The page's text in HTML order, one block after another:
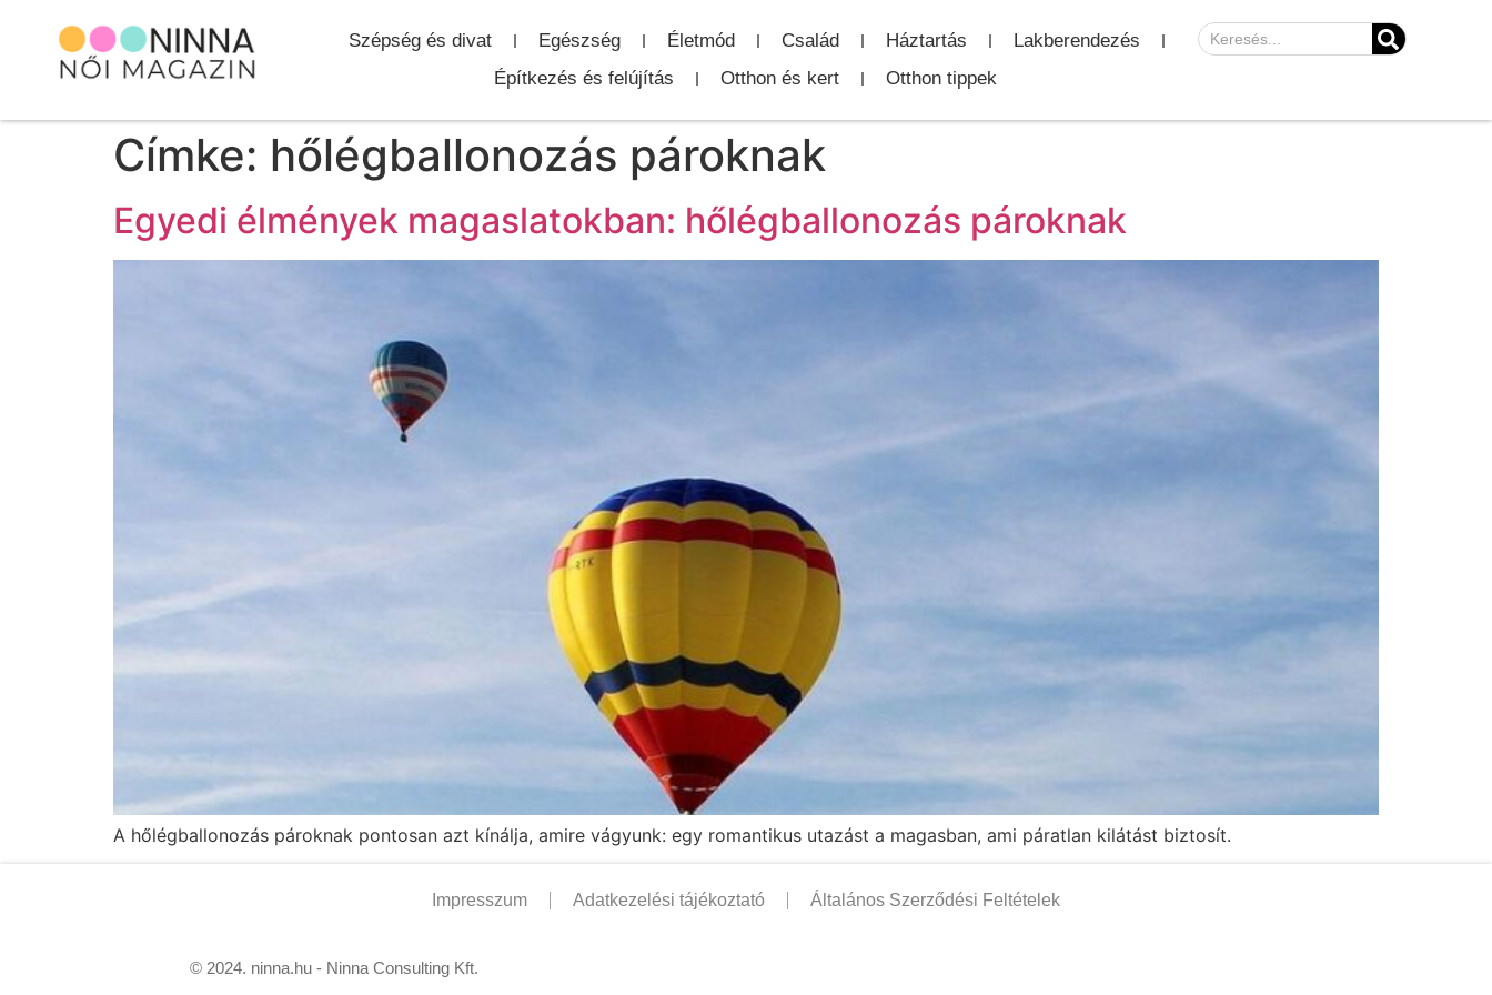
Szépség és divat Egészség Életmód Család Háztartás
Lakberendezés
Építkezés és felújítás
Otthon és kert Otthon tippek
Címke: hőlégballonozás pároknak
Egyedi élmények magaslatokban: hőlégballonozás pároknak
A hőlégballonozás pároknak pontosan azt kínálja, amire vágyunk: egy romantikus utazást a magasban, ami páratlan kilátást biztosít.
Impresszum Adatkezelési tájékoztató Általános Szerződési Feltételek
© 2024. ninna.hu - Ninna Consulting Kft.